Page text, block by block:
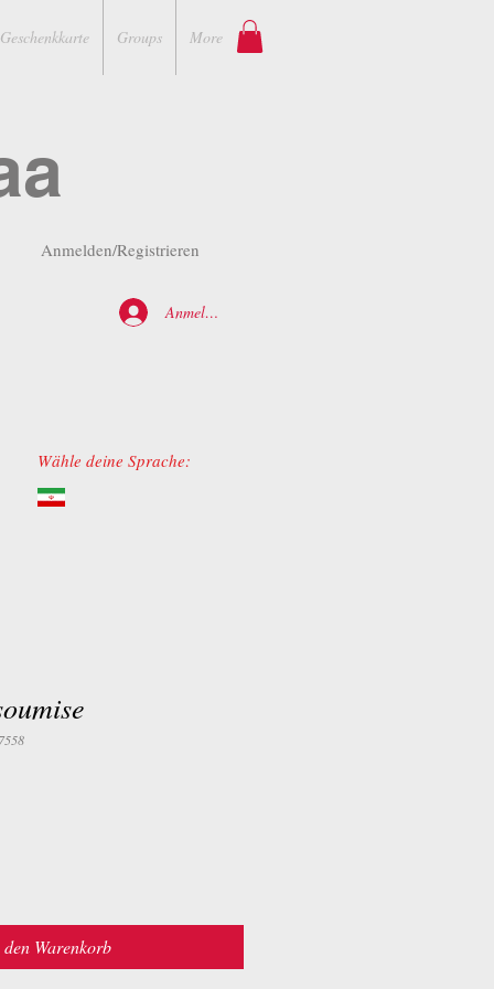
Geschenkkarte Groups More
Anmelden/Registrieren
Anmelden
Wähle deine Sprache:
den Warenkorb